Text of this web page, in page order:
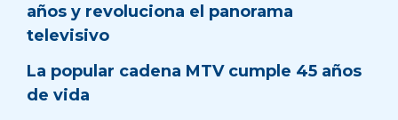
años y revoluciona el panorama
televisivo
La popular cadena MTV cumple 45 años
de vida